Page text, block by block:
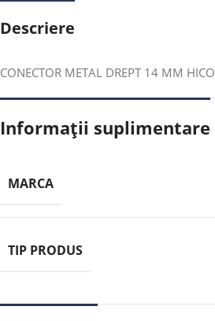
Descriere
CONECTOR METAL DREPT 14 MM HICO
Informații suplimentare
MARCA
TIP PRODUS